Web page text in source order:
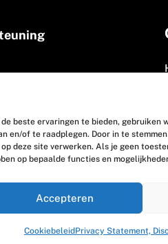
de beste ervaringen te bieden,
en/of te raadplegen. Door in te
op deze site verwerken. Als je geen
op bepaalde functies en
Accepteren
CookiebeleidPrivacy Statement,